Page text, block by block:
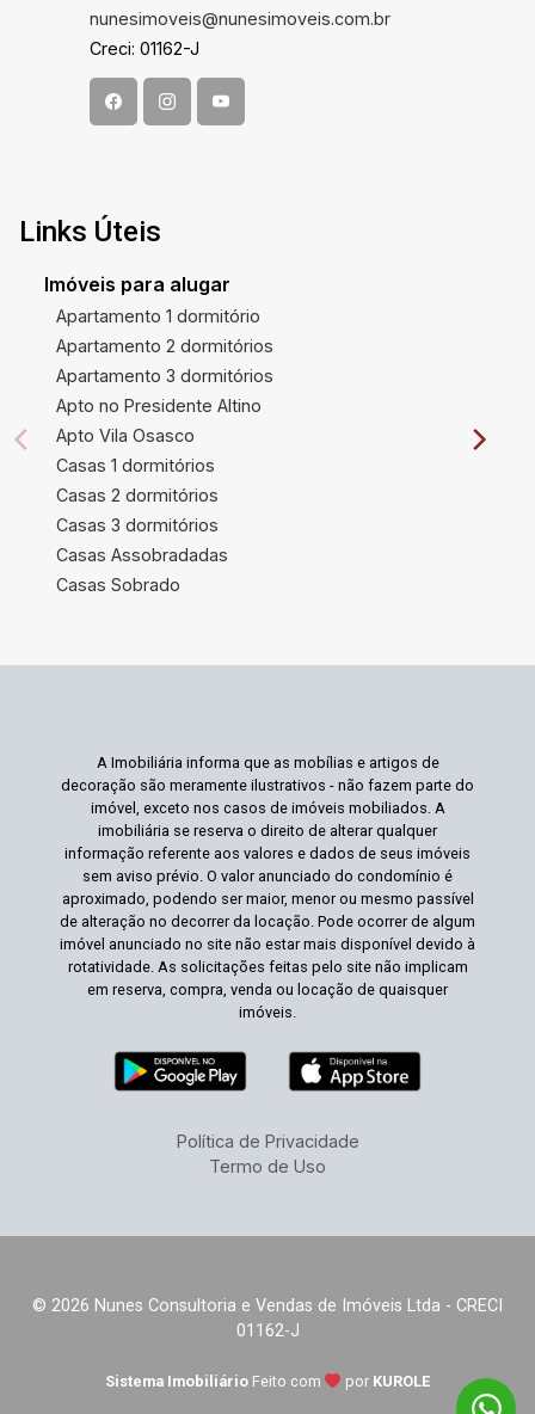
nunesimoveis@nunesimoveis.com.br
Creci: 01162-J
Links Úteis
Imóveis para alugar
Apartamento 1 dormitório
Apartamento 2 dormitórios
Apartamento 3 dormitórios
Apto no Presidente Altino
Apto Vila Osasco
Casas 1 dormitórios
Casas 2 dormitórios
Casas 3 dormitórios
Casas Assobradadas
Casas Sobrado
A Imobiliária informa que as mobílias e artigos de
decoração são meramente ilustrativos - não fazem parte do
imóvel, exceto nos casos de imóveis mobiliados. A
imobiliária se reserva o direito de alterar qualquer
informação referente aos valores e dados de seus imóveis
sem aviso prévio. O valor anunciado do condomínio é
aproximado, podendo ser maior, menor ou mesmo passível
de alteração no decorrer da locação. Pode ocorrer de algum
imóvel anunciado no site não estar mais disponível devido à
rotatividade. As solicitações feitas pelo site não implicam
em reserva, compra, venda ou locação de quaisquer
imóveis.
Política de Privacidade
Termo de Uso
© 2026 Nunes Consultoria e Vendas de Imóveis Ltda - CRECI
01162-J
Sistema Imobiliário Feito com por KUROLE